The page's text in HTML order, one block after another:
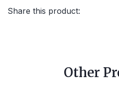
Share this product:
Other